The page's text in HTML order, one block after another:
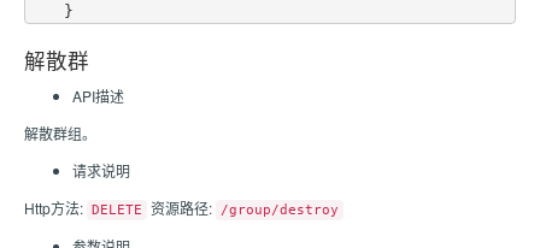
解散群
API描述
解散群组。
请求说明
Http方法: DELETE 资源路径: /group/destroy